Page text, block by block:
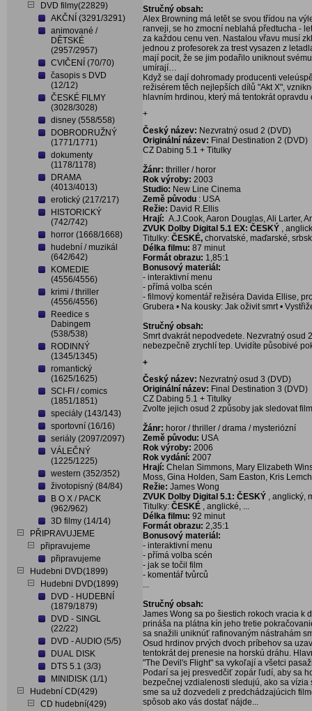
DVD filmy(22829)
AKČNÍ (3291/3291)
animované /
DĚTSKÉ
(2957/2957)
CVIČENÍ (70/70)
časopis s DVD
(12/12)
ČESKÉ FILMY
(3028/3028)
disney (558/558)
DOBRODRUŽNÝ
(1771/1771)
dokumenty
(1178/1178)
DRAMA
(4013/4013)
erotický (217/217)
HISTORICKÝ
(742/742)
horror (1668/1668)
hudební / muzikál
(642/642)
KOMEDIE
(4556/4556)
krimi / thriller
(4556/4556)
Reedice s
Dabingem
(538/538)
RODINNÝ
(1345/1345)
romantický
(1625/1625)
SCI-FI / comics
(1851/1851)
speciály (143/143)
sportovní (16/16)
seriály (2097/2097)
VÁLEČNÝ
(1225/1225)
western (352/352)
životopisný (84/84)
B O X / PACK
(962/962)
3D filmy (14/14)
PŘIPRAVUJEME
připravujeme
připravujeme
Hudebni DVD(1899)
Hudebni DVD(1899)
DVD - HUDEBNÍ
(1879/1879)
DVD - SINGL
(22/22)
DVD - AUDIO (5/5)
DUAL DISK
DTS 5.1 (3/3)
MINIDISK (1/1)
Hudební CD(429)
CD hudební(429)
Stručný obsah:
Alex Browning má letět se svou třídou na
ranveji, se ho zmocní neblahá předtucha -
za každou cenu ven. Nastalou vřavu musí
jednou z profesorek za trest vysazen z
mají pocit, že se jim podařilo uniknout
umírají…
Když se dají dohromady producenti
režisérem těch nejlepších dílů "Akt X",
hlavním hrdinou, který má tentokrát
+
Český název: Nezvratný osud 2 (DVD)
Originální název: Final Destination 2 (DVD)
CZ Dabing 5.1 + Titulky
Žánr: thriller / horor
Rok výroby: 2003
Studio: New Line Cinema
Země původu : USA
Režie: David R.Ellis
Hrají: A.J.Cook, Aaron Douglas, Ali Larter,
ZVUK Dolby Digital 5.1 EX: ČESKÝ ,
Titulky: ČESKÉ, chorvatské, maďarské,
Délka filmu: 87 minut
Formát obrazu: 1,85:1
Bonusový materiál:
- interaktivní menu
- přímá volba scén
- filmový komentář režiséra Davida Ellise,
Grubera • Na kousky: Jak oživit smrt •
Stručný obsah:
Smrt dvakrát nepodvedete. Nezvratný osud
nebezpečně zrychlí tep. Uvidíte působivé
+
Český název: Nezvratný osud 3 (DVD)
Originální název: Final Destination 3 (DVD)
CZ Dabing 5.1 + Titulky
Zvolte jejich osud 2 způsoby jak sledovat
Žánr: horor / thriller / drama / mysteriózní
Země původu: USA
Rok výroby: 2006
Rok vydání: 2007
Hrají: Chelan Simmons, Mary Elizabeth
Moss, Gina Holden, Sam Easton, Kris
Režie: James Wong
ZVUK Dolby Digital 5.1: ČESKÝ , anglický,
Titulky: ČESKÉ , anglické, ...
Délka filmu: 92 minut
Formát obrazu: 2,35:1
Bonusový materiál:
- interaktivní menu
- přímá volba scén
- jak se točil film
- komentář tvůrců
...
Stručný obsah:
James Wong sa po šiestich rokoch vracia k
prináša na plátna kín jeho tretie
sa snažili uniknúť rafinovaným nástrahám
Osud hrdinov prvých dvoch príbehov sa
tentokrát dej prenesie na horskú dráhu.
"The Devil's Flight" sa vykoľají a všetci
Podarí sa jej presvedčiť zopár ľudí, aby sa
bezpečnej vzdialenosti sledujú, ako sa
sme sa už dozvedeli z predchádzajúcich
spôsob ako vás dostať nájde...